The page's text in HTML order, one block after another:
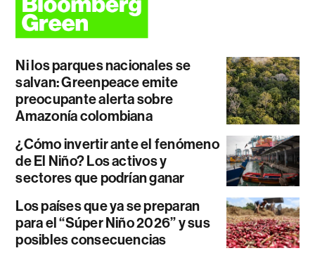
Ni los parques nacionales se
salvan: Greenpeace emite
preocupante alerta sobre
Amazonía colombiana
¿Cómo invertir ante el fenómeno
de El Niño? Los activos y
sectores que podrían ganar
Los países que ya se preparan
para el “Súper Niño 2026” y sus
posibles consecuencias